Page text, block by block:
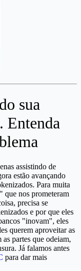
sua
Entenda
assistindo de
estão avançando
Para muita
que nos prometeram
precisa se
e por que eles
"inovam", eles
querem aproveitar as
partes que odeiam,
Já falamos antes
para dar mais